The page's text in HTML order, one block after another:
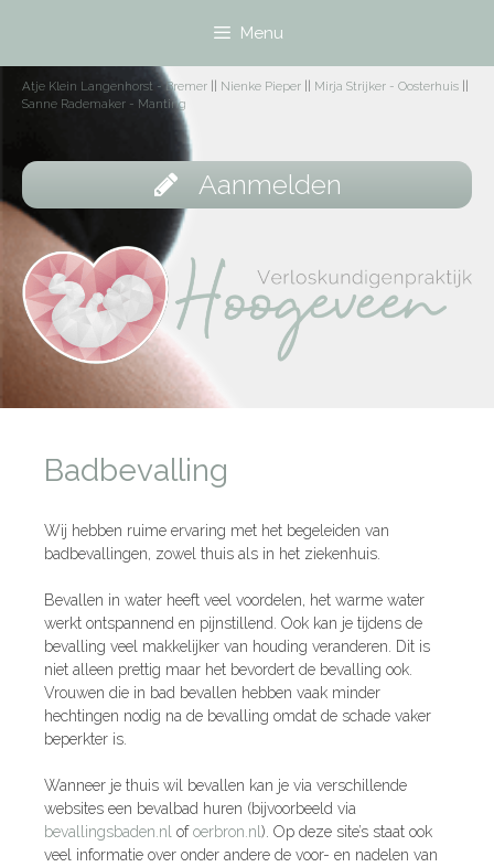
Menu
Atje Klein Langenhorst - Bremer Nienke Pieper Mirja Strijker - Oosterhuis
Sanne Rademaker - Manting
Aanmelden
Badbevalling
Wij hebben ruime ervaring met het begeleiden van
badbevallingen, zowel thuis als in het ziekenhuis.
Bevallen in water heeft veel voordelen, het warme water
werkt ontspannend en pijnstillend. Ook kan je tijdens de
bevalling veel makkelijker van houding veranderen. Dit is
niet alleen prettig maar het bevordert de bevalling ook.
Vrouwen die in bad bevallen hebben vaak minder
hechtingen nodig na de bevalling omdat de schade vaker
beperkter is.
Wanneer je thuis wil bevallen kan je via verschillende
websites een bevalbad huren (bijvoorbeeld via
bevallingsbaden.nl ofoerbron.nl ). Op deze site’s staat ook
veel informatie over onder andere de voor- en nadelen van